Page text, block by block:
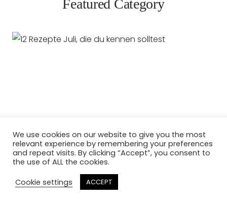
Featured Category
We use cookies on our website to give you the most
relevant experience by remembering your preferences
and repeat visits. By clicking “Accept”, you consent to
the use of ALL the cookies.
Cookie settings
ACCEPT